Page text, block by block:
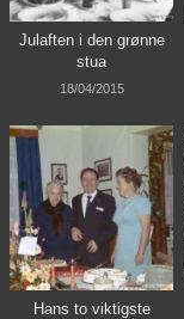
Julaften i den grønne
stua
18/04/2015
Hans to viktigste